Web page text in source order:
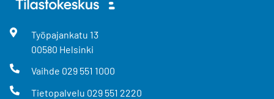
Työpajankatu 13
00580 Helsinki
Vaihde 029 551 1000
Tietopalvelu 029 551 2220